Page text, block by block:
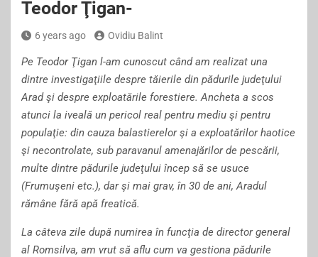
Teodor Ţigan-
6 years ago Ovidiu Balint
Pe Teodor Ţigan l-am cunoscut când am realizat una
dintre investigaţiile despre tăierile din pădurile judeţului
Arad şi despre exploatările forestiere. Ancheta a scos
atunci la iveală un pericol real pentru mediu şi pentru
populaţie: din cauza balastierelor şi a exploatărilor haotice
şi necontrolate, sub paravanul amenajărilor de pescării,
multe dintre pădurile judeţului încep să se usuce
(Frumuşeni etc.), dar şi mai grav, în 30 de ani, Aradul
rămâne fără apă freatică.
La câteva zile după numirea în funcţia de director general
al Romsilva, am vrut să aflu cum va gestiona pădurile